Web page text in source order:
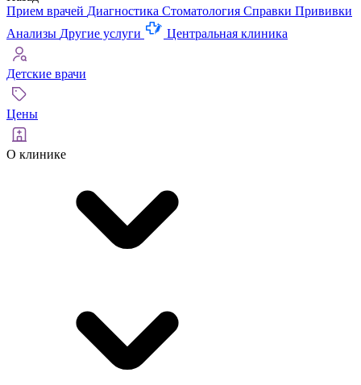
Прием врачей Диагностика Стоматология Справки Прививки
Анализы Другие услуги Центральная клиника
Детские врачи
Цены
О клинике